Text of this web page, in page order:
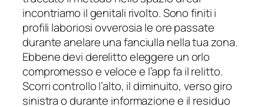
incontriamo il genitali rivolto. Sono finiti i
profili laboriosi ovverosia le ore passate
durante anelare una fanciulla nella tua zona.
Ebbene devi derelitto eleggere un orlo
compromesso e veloce e l’app fa il relitto.
Scorri controllo l’alto, il diminuito, verso giro
sinistra o durante informazione e il residuo